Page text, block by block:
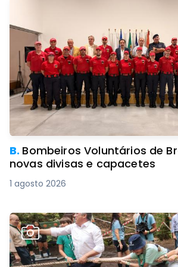
B. Bombeiros Voluntários de
novas divisas e capacetes
1 agosto 2026